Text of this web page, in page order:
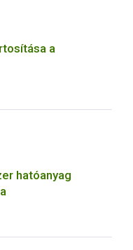
a
hatóanyag